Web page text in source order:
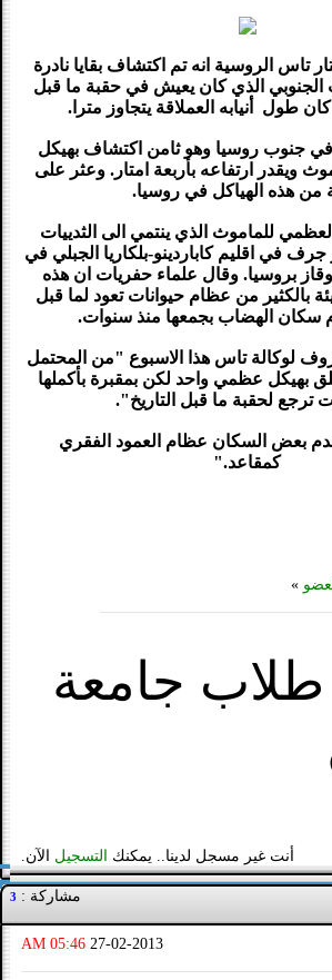
تاس الروسية انه تم اكتشاف بقايا نادرة
الجنوبي الذي كان يعيش في حقبة ما قبل
كان طول أنيابه العملاقة يتجاوز مترا.
جنوب روسيا وهو ثامن اكتشاف بهيكل
ويقدر ارتفاعه بأربعة امتار. وعثر على
من هذه الهياكل في روسيا.
للماموث الذي ينتمي الى الثدييات
جرف في اقليم كاباردينو-بلكاريا الجبلي في
بروسيا. وقال علماء حفريات ان هذه
بالكثير من عظام حيوانات تعود لما قبل
سكان الهضاب بجمعها منذ سنوات.
لوكالة تاس هذا الاسبوع "من المحتمل
بهيكل عظمي واحد لكن بمقبرة بأكملها
ترجع لحقبة ما قبل التاريخ".
بعض السكان عظام العمود الفقري
كمقاعد."
»
طلاب جامعة
أنت غير مسجل لدينا.. يمكنك التسجيل الآن.
مشاركة : 3
27-02-2013
05:46 AM